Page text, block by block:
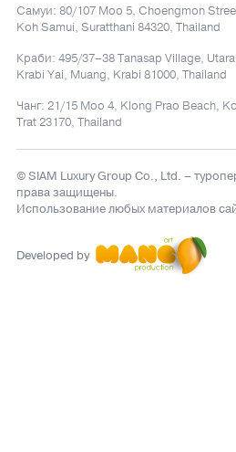
Самуи: 80/107 Moo 5, Choengmon
Koh Samui, Suratthani 84320, Thailand
Краби: 495/37–38 Tanasap Village,
Krabi Yai, Muang, Krabi 81000, Thailand
Чанг: 21/15 Moo 4, Klong Prao Beach,
Trat 23170, Thailand
© SIAM Luxury Group Co., Ltd. –
права защищены.
Использование любых материалов
Developed by